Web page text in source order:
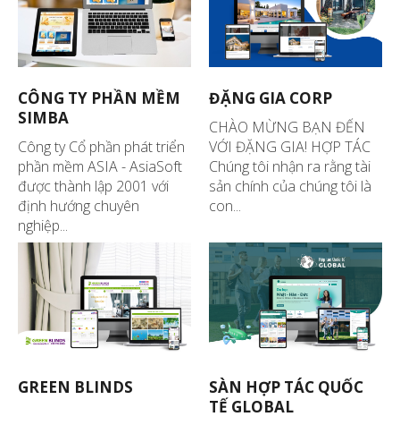
CÔNG TY PHẦN MỀM
SIMBA
Công ty Cổ phần phát triển
phần mềm ASIA - AsiaSoft
được thành lập 2001 với
định hướng chuyên
nghiệp...
ĐẶNG GIA CORP
CHÀO MỪNG BẠN ĐẾN
VỚI ĐẶNG GIA! HỢP TÁC
Chúng tôi nhận ra rằng tài
sản chính của chúng tôi là
con...
GREEN BLINDS
SÀN HỢP TÁC QUỐC
TẾ GLOBAL